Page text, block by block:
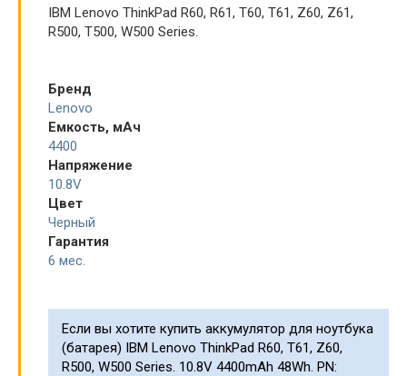
IBM Lenovo ThinkPad R60, R61, T60, T61, Z60, Z61,
R500, T500, W500 Series.
Бренд
Lenovo
Емкость, мАч
4400
Напряжение
10.8V
Цвет
Черный
Гарантия
6 мес.
Если вы хотите купить аккумулятор для ноутбука
(батарея) IBM Lenovo ThinkPad R60, T61, Z60,
R500, W500 Series. 10.8V 4400mAh 48Wh. PN: